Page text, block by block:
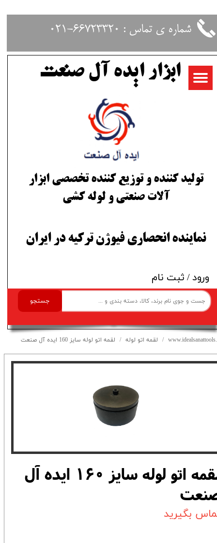
شماره ی تماس : 66723320-021
جستجو
ابزار ایده آل صنعت
تولید کننده و توزیع کننده تخصصی ابزار
آلات صنعتی و لوله کشی
​نماینده انحصاری فیوژن ترکیه در ایران
ورود/ ثبت نام
حساب کاربری من
تغییر گذر واژه
سفارشات
خروج از حساب کاربری
لقمه اتو لوله لقمه اتو لوله سایز 160 ایده آل صنعت
لقمه اتو لوله سایز 160 ایده آل
بگیرید